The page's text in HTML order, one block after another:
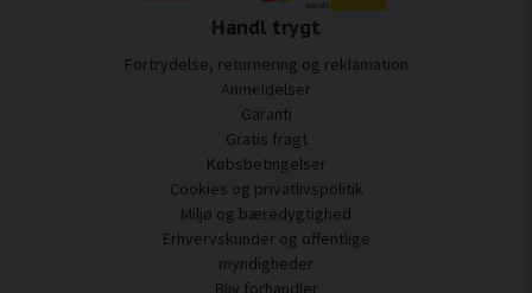
Handl trygt
Fortrydelse, returnering og reklamation
Anmeldelser
Garanti
Gratis fragt
Købsbetingelser
Cookies og privatlivspolitik
Miljø og bæredygtighed
Erhvervskunder og offentlige
myndigheder
Bliv forhandler